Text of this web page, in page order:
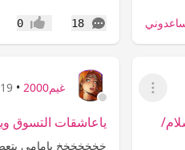
18
التعليقات إعجاب0
عرض القائمة
غيم2000 • 19 سنة
ياعاشقات التسوق
خخخخخخخ يامامي